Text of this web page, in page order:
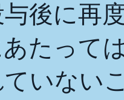
後に再
たって
ていない